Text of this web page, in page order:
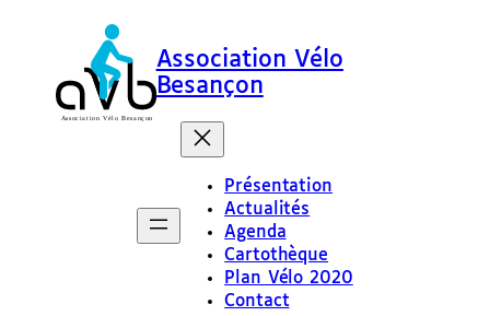
Association Vélo
Besançon
Présentation
Actualités
Agenda
Cartothèque
Plan Vélo 2020
Contact